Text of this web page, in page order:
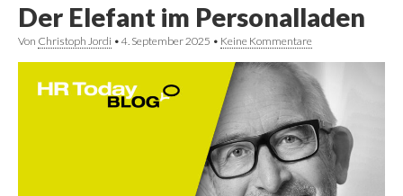
Der Elefant im Personalladen
Von Christoph Jordi • 4. September 2025 • Keine Kommentare